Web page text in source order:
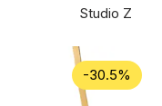
Studio Z
-30.5%